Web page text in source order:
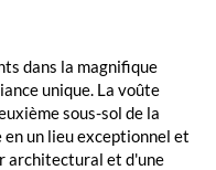
dans la magnifique
unique. La voûte
sous-sol de la
un lieu exceptionnel et
architectural et d'une